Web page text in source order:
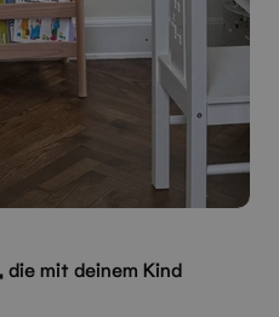
die mit deinem Kind